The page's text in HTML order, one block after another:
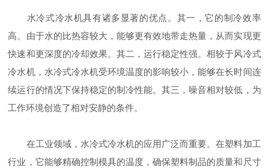
水冷式冷水机具有诸多显著的优点。其一，它的制冷效率
高。由于水的比热容较大，能够更有效地带走热量，从而实现更
快速和更深度的冷却效果。其二，运行稳定性强。相较于风冷式
冷水机，水冷式冷水机受环境温度的影响较小，能够在长时间连
续运行的情况下保持稳定的制冷性能。其三，噪音相对较低，为
工作环境创造了相对安静的条件。
在工业领域，水冷式冷水机的应用广泛而重要。在塑料加工
行业，它能够精确控制模具的温度，确保塑料制品的质量和尺寸